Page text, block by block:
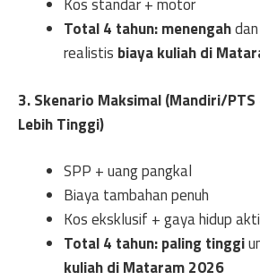
Total 4 tahun: menengah
realistis biaya kuliah di
3. Skenario Maksimal (Mandiri/PTS
Lebih Tinggi)
SPP + uang pangkal
Biaya tambahan penuh
Kos eksklusif + gaya hidup
Total 4 tahun: paling tinggi
kuliah di Mataram 2026